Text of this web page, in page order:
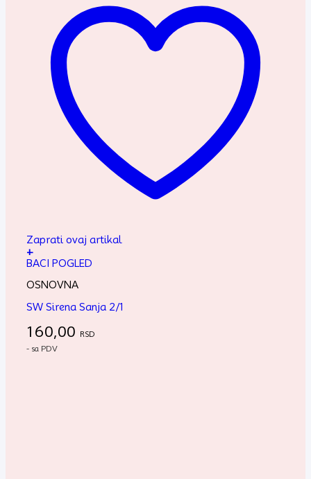
Zaprati ovaj artikal
+
BACI POGLED
OSNOVNA
SW Sirena Sanja 2/1
160,00 RSD
- sa PDV